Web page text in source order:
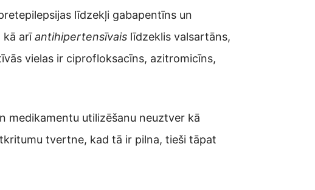
līdzekļi gabapentīns un
kā arīantihipertensīvais līdzeklis valsartāns,
vielas ir ciprofloksacīns, azitromicīns,
medikamentu utilizēšanu neuztver kā
tvertne, kad tā ir pilna, tieši tāpat